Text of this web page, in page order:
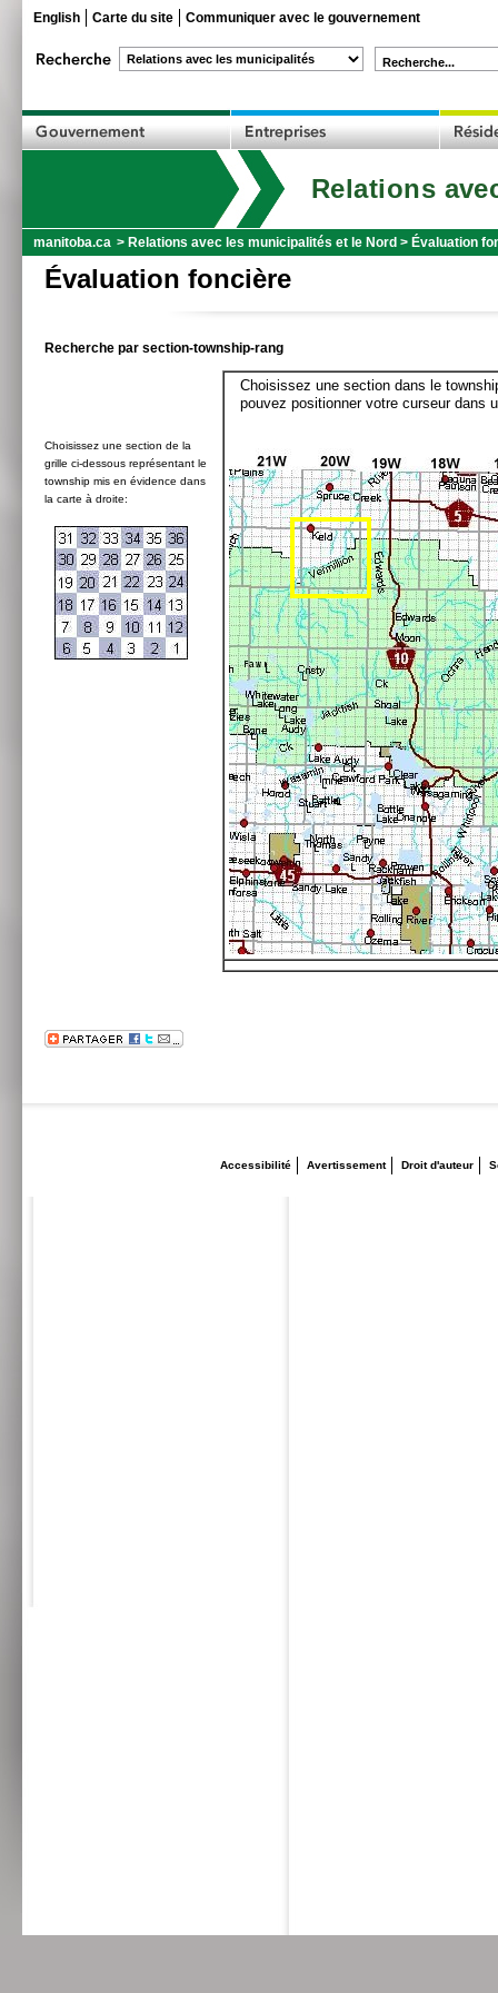
English Carte du site Communiquer avec le gouvernement
Recherche...
Relations
manitoba.ca > Relations avec les municipalités et le Nord > Évaluation
Évaluation foncière
Recherche par section-township-rang
Choisissez une section de la
grille ci-dessous représentant le
township mis en évidence dans
la carte à droite:
Choisissez une section dans le
pouvez positionner votre curseur dans
Accessibilité Avertissement Droit d'auteur